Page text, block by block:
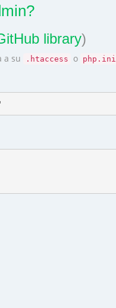
library)
a su .htaccess o php.ini